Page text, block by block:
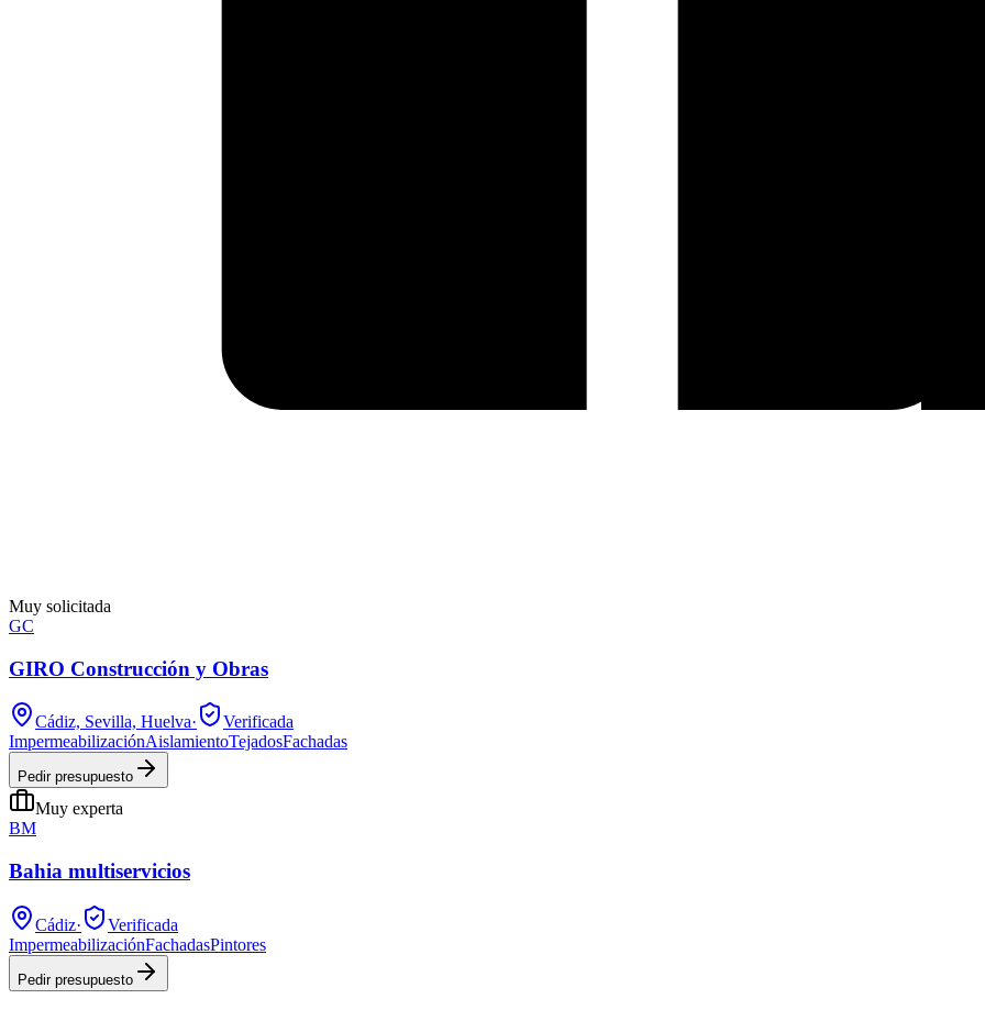
Muy solicitada
GC
GIRO Construcción y Obras
Cádiz, Sevilla, Huelva·
Verificada
ImpermeabilizaciónAislamientoTejadosFachadas
Pedir presupuesto
Muy experta
BM
Bahia multiservicios
Cádiz·
Verificada
ImpermeabilizaciónFachadasPintores
Pedir presupuesto